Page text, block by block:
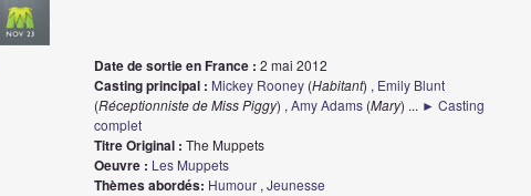
Date de sortie en France : 2 mai 2012
Casting principal : Mickey Rooney (Habitant) , Emily Blunt
(Réceptionniste de Miss Piggy) , Amy Adams (Mary) ... ► Casting
complet
Titre Original : The Muppets
Oeuvre : Les Muppets
Thèmes abordés: Humour , Jeunesse